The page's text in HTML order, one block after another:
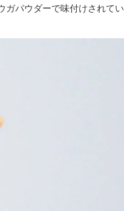
ガパウダーで味付けされてい